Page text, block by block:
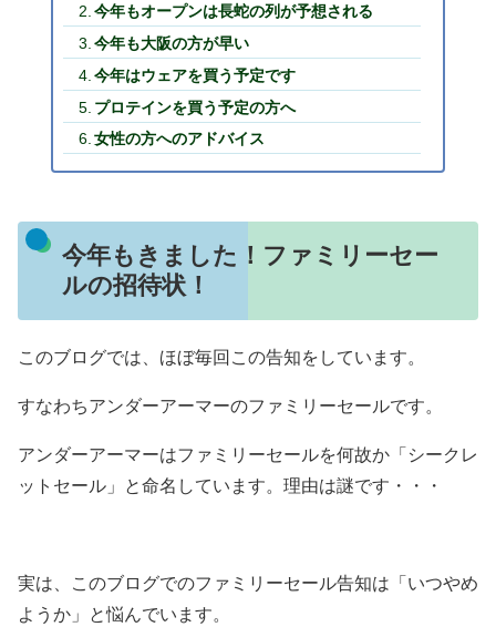
今年もオープンは長蛇の列が予想される
今年も大阪の方が早い
今年はウェアを買う予定です
プロテインを買う予定の方へ
女性の方へのアドバイス
今年もきました！ファミリーセー
ルの招待状！
このブログでは、ほぼ毎回この告知をしています。
すなわちアンダーアーマーのファミリーセールです。
アンダーアーマーはファミリーセールを何故か「シークレ
ットセール」と命名しています。理由は謎です・・・
実は、このブログでのファミリーセール告知は「いつやめ
ようか」と悩んでいます。